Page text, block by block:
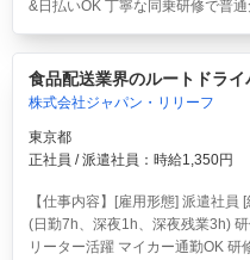
&日払いOK 丁寧な同乗研修で普
食品配送業界のルートドライ
株式会社ジャパン・リリーフ
東京都
正社員 / 派遣社員：時給1,350円
【仕事内容】[雇用形態] 派遣社
(日勤7h、深夜1h、深夜残業3h)
リーター活躍 マイカー通勤OK